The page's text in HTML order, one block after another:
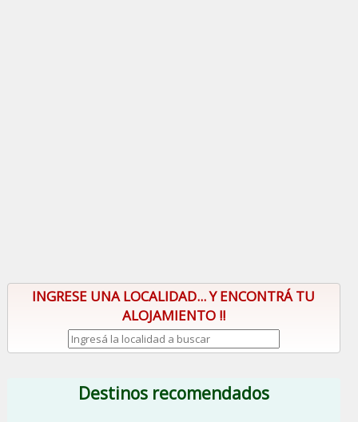
INGRESE UNA LOCALIDAD... Y ENCONTRÁ TU
ALOJAMIENTO !!
Destinos recomendados